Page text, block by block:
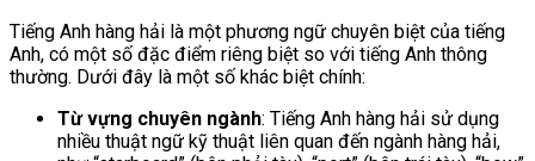
Tiếng Anh hàng hải là một phương ngữ chuyên biệt của tiếng
Anh, có một số đặc điểm riêng biệt so với tiếng Anh thông
thường. Dưới đây là một số khác biệt chính:
Từ vựng chuyên ngành: Tiếng Anh hàng hải sử dụng
nhiều thuật ngữ kỹ thuật liên quan đến ngành hàng hải,